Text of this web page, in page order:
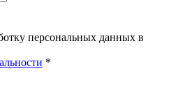
персональных данных в
*